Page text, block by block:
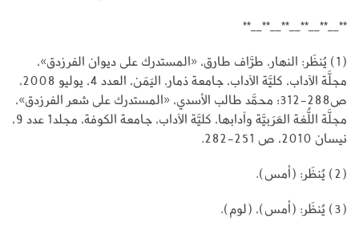
**__**__**__**__**__**
(1) يُنظَر: النهار، طرَّاف طارق، «المستدرك على ديوان الفرزدق»،
مجلَّة الآداب، كليَّة الآداب، جامعة ذمار، اليَمَن، العدد 4، يوليو 2008،
ص288-312؛ محمَّد طالب الأسدي، «المستدرك على شعر الفرزدق»،
مجلَّة اللُّغة العَرَبيَّة وآدابها، كليَّة الآداب، جامعة الكوفة، مجلد1 عدد 9،
نيسان 2010، ص 251-282.
(2) يُنظَر: (أمس).
(3) يُنظَر: (أمس)، (لوم).